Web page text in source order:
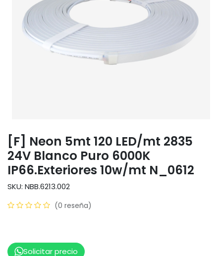
[F] Neon 5mt 120 LED/mt 2835
24V Blanco Puro 6000K
IP66.Exteriores 10w/mt N_0612
SKU: NBB.6213.002
(0 reseña)
Solicitar precio